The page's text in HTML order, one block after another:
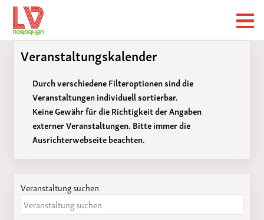
Veranstaltungskalender
Durch verschiedene Filteroptionen sind die
Veranstaltungen individuell sortierbar.
Keine Gewähr für die Richtigkeit der Angaben
externer Veranstaltungen. Bitte immer die
Ausrichterwebseite beachten.
Veranstaltung suchen